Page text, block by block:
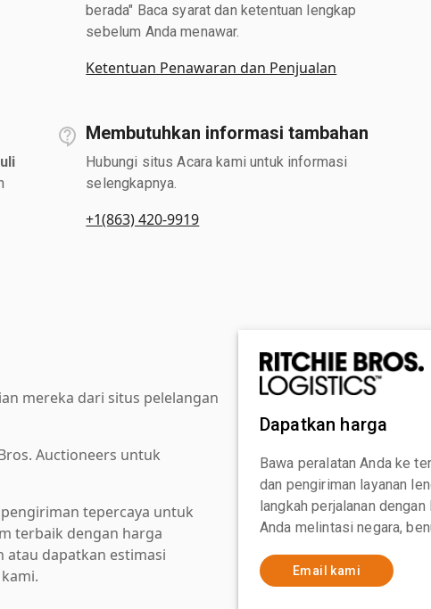
berada" Baca syarat dan ketentuan lengkap
sebelum Anda menawar.
Ketentuan Penawaran dan Penjualan
Membutuhkan informasi tambahan
Hubungi situs Acara kami untuk informasi
selengkapnya.
+1(863) 420-9919
mereka dari situs pelelangan
Auctioneers untuk
tepercaya untuk
terbaik dengan harga
atau dapatkan estimasi
Dapatkan harga
Bawa peralatan Anda ke
dan pengiriman layanan
langkah perjalanan
Anda melintasi negara,
Email kami